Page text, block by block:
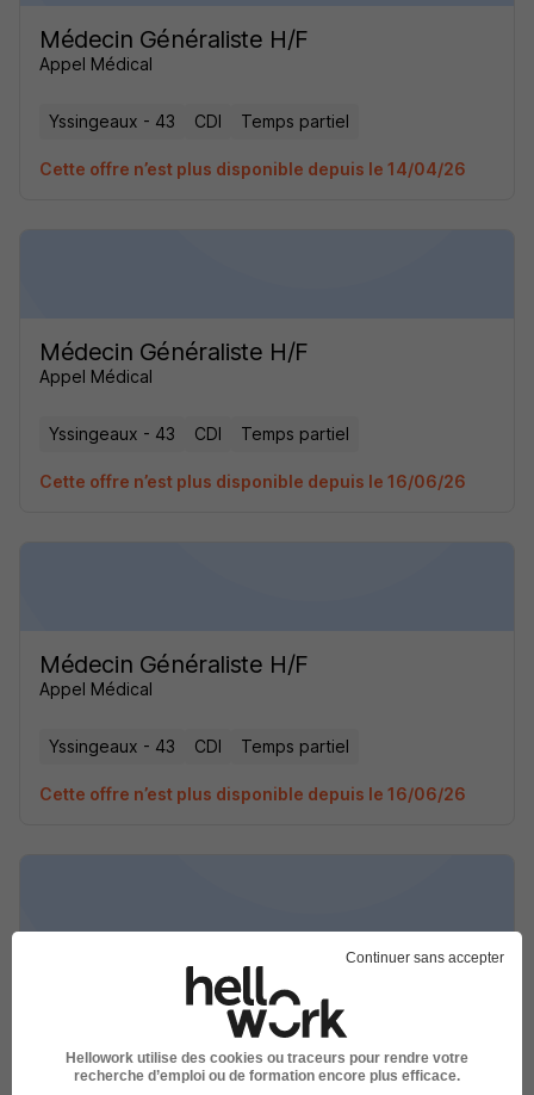
Médecin Généraliste H/F
Appel Médical
Yssingeaux - 43 CDI Temps partiel
Cette offre n’est plus disponible depuis le 14/04/26
Médecin Généraliste H/F
Appel Médical
Yssingeaux - 43 CDI Temps partiel
Cette offre n’est plus disponible depuis le 16/06/26
Médecin Généraliste H/F
Appel Médical
Yssingeaux - 43 CDI Temps partiel
Cette offre n’est plus disponible depuis le 16/06/26
Médecin Généraliste H/F
Yssingeaux - 43 CDI Temps partiel
Continuer sans accepter
Hellowork utilise des cookies ou traceurs pour rendre votre
recherche d’emploi ou de formation encore plus efficace.